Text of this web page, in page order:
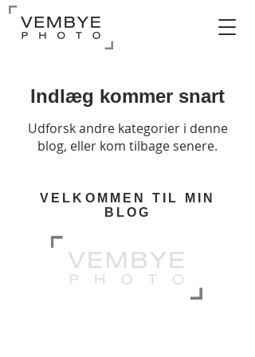
Indlæg kommer snart
Udforsk andre kategorier i denne
blog, eller kom tilbage senere.
VELKOMMEN TIL MIN
BLOG